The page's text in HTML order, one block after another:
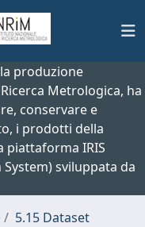
produzione
Metrologica, ha
conservare e
i prodotti della
piattaforma IRIS
sviluppata da
5.15 Dataset